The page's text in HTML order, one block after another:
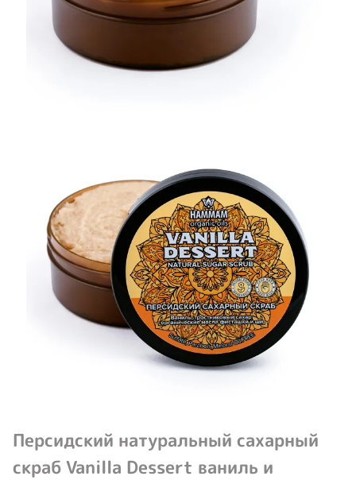
Персидский натуральный сахарный
скраб Vanilla Dessert ваниль и